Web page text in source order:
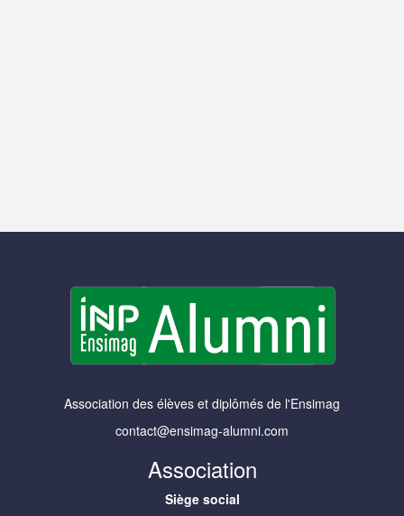
Association des élèves et diplômés de l'Ensimag
contact@ensimag-alumni.com
Association
Siège social